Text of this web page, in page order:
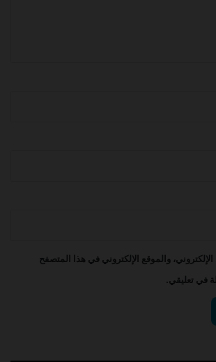
والموقع الإلكتروني في هذا المتصفح
في تعليقي.